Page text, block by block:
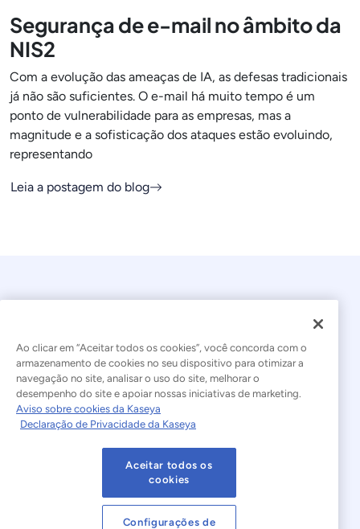
Segurança de e-mail no âmbito da
NIS2
Com a evolução das ameaças de IA, as defesas tradicionais
já não são suficientes. O e-mail há muito tempo é um
ponto de vulnerabilidade para as empresas, mas a
magnitude e a sofisticação dos ataques estão evoluindo,
representando
Leia a postagem do blog
© 2026 Kaseya. Todos os direitos reservados.
Português Brasileiro
Declaração sobre a Escravidão Moderna
Termos de Uso do Site Declaração de Privacidade
Mapa do site Cookies Settings
Ao clicar em “Aceitar todos os cookies”, você concorda com o
armazenamento de cookies no seu dispositivo para otimizar a
navegação no site, analisar o uso do site, melhorar o
desempenho do site e apoiar nossas iniciativas de marketing.
Aviso sobre cookies da Kaseya
Declaração de Privacidade da Kaseya
Aceitar todos os
cookies
Configurações de